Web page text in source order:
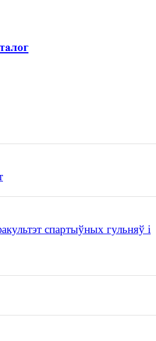
спартыўных гульняў і